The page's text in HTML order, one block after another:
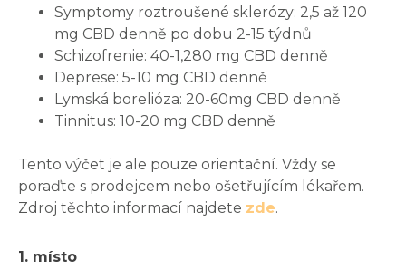
Symptomy roztroušené sklerózy: 2,5 až 120
mg CBD denně po dobu 2-15 týdnů
Schizofrenie: 40-1,280 mg CBD denně
Deprese: 5-10 mg CBD denně
Lymská borelióza: 20-60mg CBD denně
Tinnitus: 10-20 mg CBD denně
Tento výčet je ale pouze orientační. Vždy se
poraďte s prodejcem nebo ošetřujícím lékařem.
Zdroj těchto informací najdete zde.
1. místo